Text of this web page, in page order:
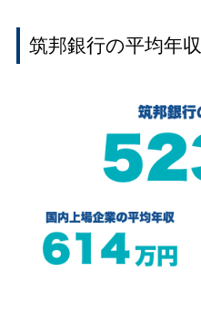
筑邦銀行の平均年収